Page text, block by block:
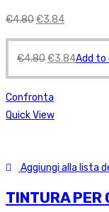
€4.80€3.84
€4.80€3.84Add to
Confronta
Quick View
Aggiungi alla lista
TINTURA PER